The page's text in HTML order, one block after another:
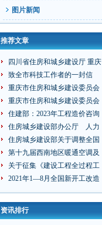
图片新闻
推荐文章
四川省住房和城乡建设厅 重庆
致全市科技工作者的一封信
重庆市住房和城乡建设委员会
重庆市住房和城乡建设委员会
住建部：2023年工程造价咨询
住房城乡建设部办公厅 人力
住房城乡建设部关于调整全国
第十九届西南地区暖通空调及
关于征集《建设工程全过程工
2021年1—8月全国新开工改造
资讯排行